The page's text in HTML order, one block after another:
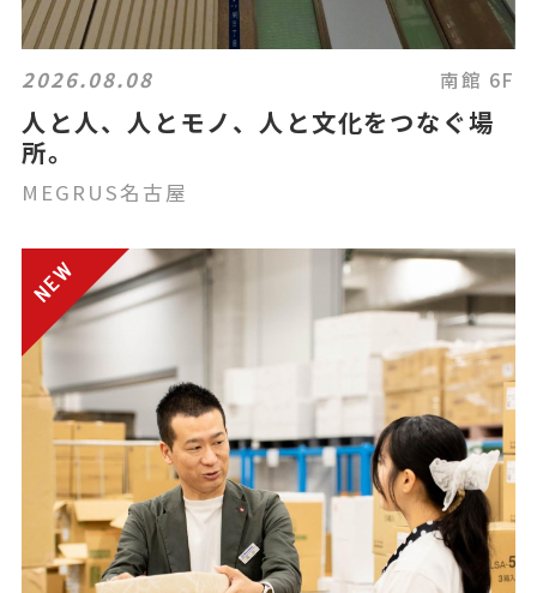
2026.08.08 南館 6F
人と人、人とモノ、人と文化をつなぐ場
所。
MEGRUS名古屋